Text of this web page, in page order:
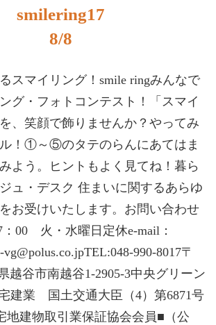
smilering17
8/8
スマイリング！smile ringみんなで
グ・フォトコンテスト！「スマイ
、笑顔で飾りませんか？やってみ
！①～⑤のタテのらんにあてはま
よう。ヒントもよく見てね！暮ら
ュ・デスク 住まいに関するあらゆ
お受けいたします。お問い合わせ
：00 火・水曜日定休e-mail：
vg@polus.co.jpTEL:048-990-8017〒
越谷市南越谷1-2905-3中央グリーン
建業 国土交通大臣（4）第6871号
地建物取引業保証協会会員■（公